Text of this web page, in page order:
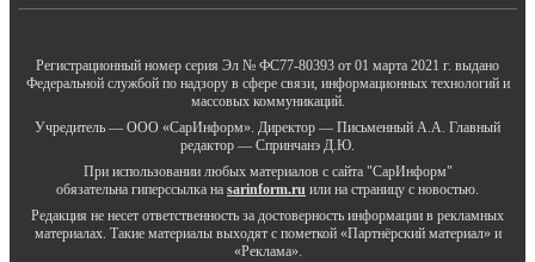
Регистрационный номер серия Эл № ФС77-80393 от 01 марта 2021 г. выдано
Федеральной службой по надзору в сфере связи, информационных технологий и
массовых коммуникаций.
Учредитель — ООО «СарИнформ». Директор — Письменный А.А. Главный
редактор — Спринчанэ Д.Ю.
При использовании любых материалов с сайта "СарИнформ"
обязательна гиперссылка на sarinform.ru или на страницу с новостью.
Редакция не несет ответственность за достоверность информации в рекламных
материалах. Такие материалы выходят с пометкой «Партнёрский материал» и
«Реклама».